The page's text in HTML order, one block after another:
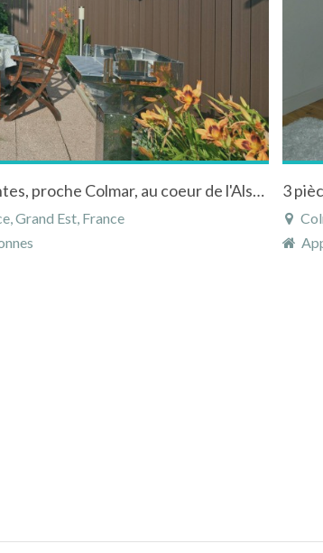
Gite duplex aux couleurs rayonnantes, proche Colmar, au coeur de l'Alsace.
Grand Est, France
3